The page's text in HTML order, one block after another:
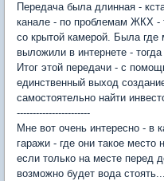
Передача была длинная -
канале - по проблемам ЖКХ -
со крытой камерой. Была где
выложили в интернете -
Итог этой передачи - с
единственный выход
самостоятельно найти
-----------------------
Мне вот очень интересно - в
гаражи - где они такое
если только на месте перед
возможно будет вода стоять...